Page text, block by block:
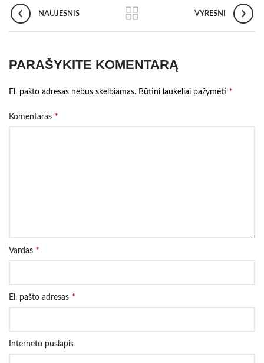
NAUJESNIS VYRESNI
PARAŠYKITE KOMENTARĄ
El. pašto adresas nebus skelbiamas. Būtini laukeliai pažymėti *
Komentaras *
Vardas *
El. pašto adresas *
Interneto puslapis